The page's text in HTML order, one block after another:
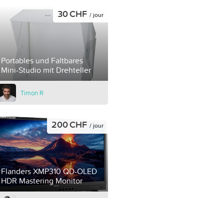
Portables und Faltbares
Mini-Studio mit Drehteller
30 CHF / jour
Timon R
Flanders XMP310 QD-OLED
HDR Mastering Monitor
200 CHF / jour